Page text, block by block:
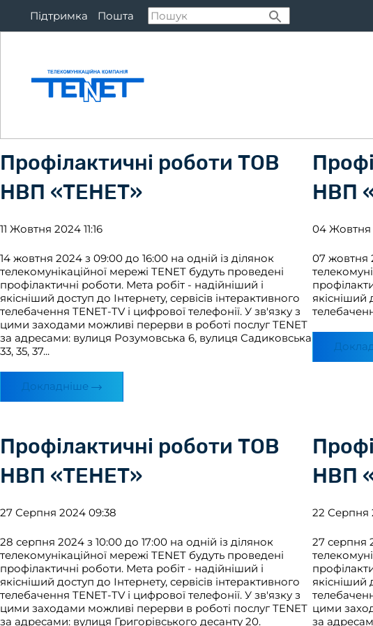
Підтримка Пошта
Профілактичні роботи ТОВ
НВП «ТЕНЕТ»
11 Жовтня 2024 11:16
14 жовтня 2024 з 09:00 до 16:00 на одній із ділянок
телекомунікаційної мережі TENET будуть проведені
профілактичні роботи. Мета робіт - надійніший і
якісніший доступ до Інтернету, сервісів інтерактивного
телебачення TENET-TV і цифрової телефонії. У зв'язку з
цими заходами можливі перерви в роботі послуг TENET
за адресами: вулиця Розумовська 6, вулиця Садиковська
33, 35, 37...
Докладніше
НВП
04 Жовтня
07 жовтня
якісніший
Профілактичні роботи ТОВ
НВП «ТЕНЕТ»
27 Серпня 2024 09:38
28 серпня 2024 з 10:00 до 17:00 на одній із ділянок
телекомунікаційної мережі TENET будуть проведені
профілактичні роботи. Мета робіт - надійніший і
якісніший доступ до Інтернету, сервісів інтерактивного
телебачення TENET-TV і цифрової телефонії. У зв'язку з
цими заходами можливі перерви в роботі послуг TENET
за адресами: вулиця Григорівського десанту 20.
НВП
22 Серпня
27 серпня
якісніший
цими
за